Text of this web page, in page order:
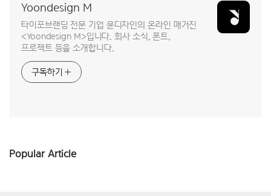
Yoondesign M
타이포브랜딩 전문 기업 윤디자인의 온라인 매거진
<Yoondesign M>입니다. 회사 소식, 폰트,
프로젝트 등을 소개합니다.
구독하기
Popular Article